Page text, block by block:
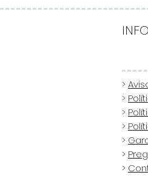
>
>
>
>
>
>
>